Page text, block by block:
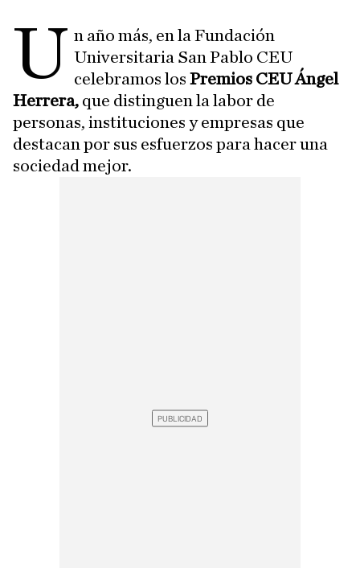
U n año más, en la Fundación
Universitaria San Pablo CEU
celebramos los Premios CEU Ángel
Herrera, que distinguen la labor de
personas, instituciones y empresas que
destacan por sus esfuerzos para hacer una
sociedad mejor.